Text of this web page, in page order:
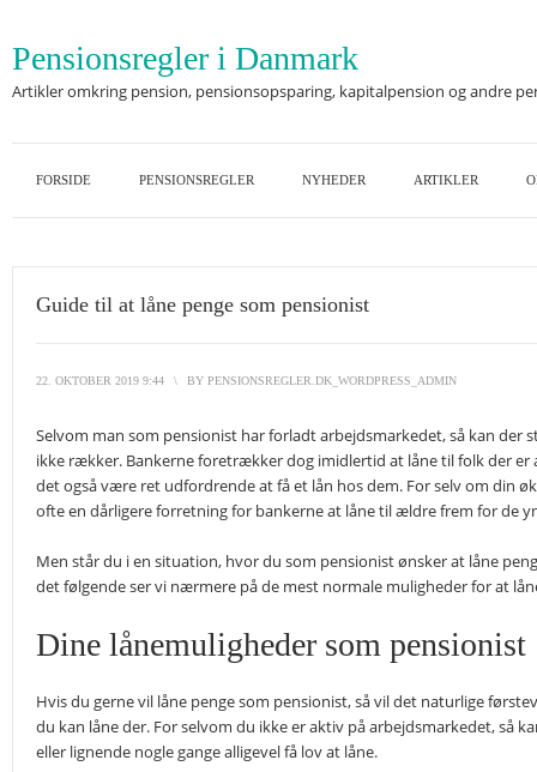
Pensionsregler i Danmark
Artikler omkring pension, pensionsopsparing, kapitalpension og andre
FORSIDE PENSIONSREGLER NYHEDER ARTIKLER
Guide til at låne penge som pensionist
22. OKTOBER 2019 9:44 \ BY PENSIONSREGLER.DK_WORDPRESS_ADMIN
Selvom man som pensionist har forladt arbejdsmarkedet, så kan der
ikke rækker. Bankerne foretrækker dog imidlertid at låne til folk der er
det også være ret udfordrende at få et lån hos dem. For selv om din
ofte en dårligere forretning for bankerne at låne til ældre frem for de
Men står du i en situation, hvor du som pensionist ønsker at låne
det følgende ser vi nærmere på de mest normale muligheder for at
Dine lånemuligheder som pensionist
Hvis du gerne vil låne penge som pensionist, så vil det naturlige
du kan låne der. For selvom du ikke er aktiv på arbejdsmarkedet, så
eller lignende nogle gange alligevel få lov at låne.